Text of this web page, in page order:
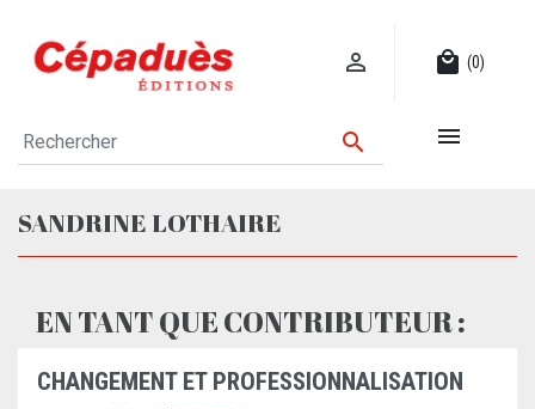
 local_mall (0)
 
SANDRINE LOTHAIRE
EN TANT QUE CONTRIBUTEUR :
CHANGEMENT ET PROFESSIONNALISATION